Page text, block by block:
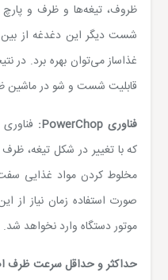
ظروف، تیغه‌ها و ظرف و
شست دیگر این دغدغه از بین
غذاساز می‌توان بهره برد. در
قابلیت شست و شو در ماشین
فناوری PowerChop
: فناوری
که با تغییر در شکل تیغه،
مخلوط کردن مواد غذایی
صورت استفاده زمان نیاز از
موتور دستگاه وارد نخواهد شد.
حداکثر و حداقل سرعت ظرف